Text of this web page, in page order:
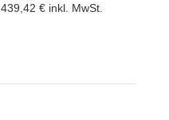
439,42 € inkl. MwSt.